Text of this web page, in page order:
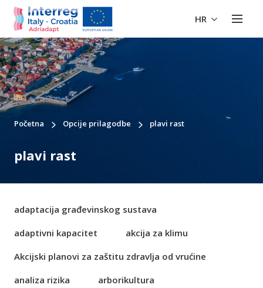
HR
Početna Opcije prilagodbe plavi rast
plavi rast
adaptacija građevinskog sustava
adaptivni kapacitet
akcija za klimu
Akcijski planovi za zaštitu zdravlja od vrućine
analiza rizika
arborikultura